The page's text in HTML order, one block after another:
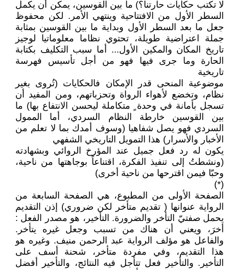
لا تكتب حكايات حارتنا؟) ما بين القوسين، يمكن أن يكمل
السطر الأول من الافتتاحية وينتهي الأمر. لكن محفوظ
جعل ما بعد السطر الأول وبداية ما بين القوسين بمثابة
جملة اعتراضية طويلة، تحتوي نظاما معلوماتيا لوجيز
تاريخ المكان والمكين الأول... أما سبب التكليف بكتابة
الحارة وما جرى فيها فهو من أجل تأسيس فهرسة
تاريخية
موضوعية المنحى قدر الإمكان فالحكايات (تُروى بغير
نظام، وتخضع لأهواء الرواة وتحزباتهم، ومن المفيد أن
تسجل بأمانة في وحدة ٍ متكاملة ليحسن الانتفاع بها) ما
بين القوسين خارطة النظام السردي، أما الممول
السردي فهو يصل شفاهيا (وسوف أمدك بما لا تعلم من
الأخبار والأسرار) هذا التمويل التاريخي الشفهي
يكون له رد فعل جميل عند المؤرخ الروائي وبشهادته
(ونشطتُ إلى تنفيذ الفكرة، اقتناعاً بوجاهتها من ناحية،
وحبّا فيمن اقترحها من ناحية أخرى)
(*)
الصفحة الأولى من المطبوع، هي الصفحة السابعة من
الرواية عنوانها ( تقديم متأخر لكن ضروري) إذن التقديم
يحمل صفتيّ التأخر والضرورة. التأخير، هو مصدر الفعل :
أخرَ، ويعني أن هناك من تسبب وجعل غيره يتأخر.
والفاعل هو مؤلف الرواية عبد الرحمن منيف. وغيره هو
هذا التقديم، وفي مفردة متأخر، شحنة أسف على
التأخير. والتأخير فعل تتأجل فيه النتائج، والتأخير أفضل